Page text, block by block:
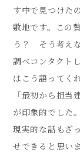
す中で見つけた
敷地です。この
う？ そう考え
調べコンタクト
はこう語ってく
「最初から担
が印象的でした
現実的な話もざ
せできると思い